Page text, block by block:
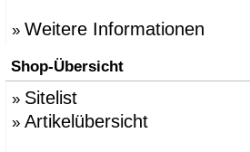
» Weitere Informationen
Shop-Übersicht
» Sitelist
» Artikelübersicht